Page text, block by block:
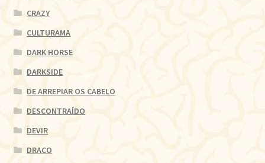
CRAZY
CULTURAMA
DARK HORSE
DARKSIDE
DE ARREPIAR OS CABELO
DESCONTRAÍDO
DEVIR
DRACO